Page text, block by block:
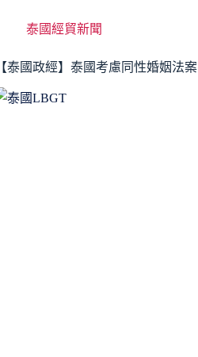
泰國經貿新聞
【泰國政經】泰國考慮同性婚姻法案